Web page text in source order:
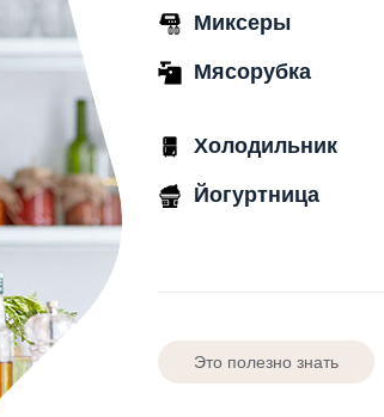
Миксеры
Мясорубка
Холодильник
Йогуртница
Это полезно знать